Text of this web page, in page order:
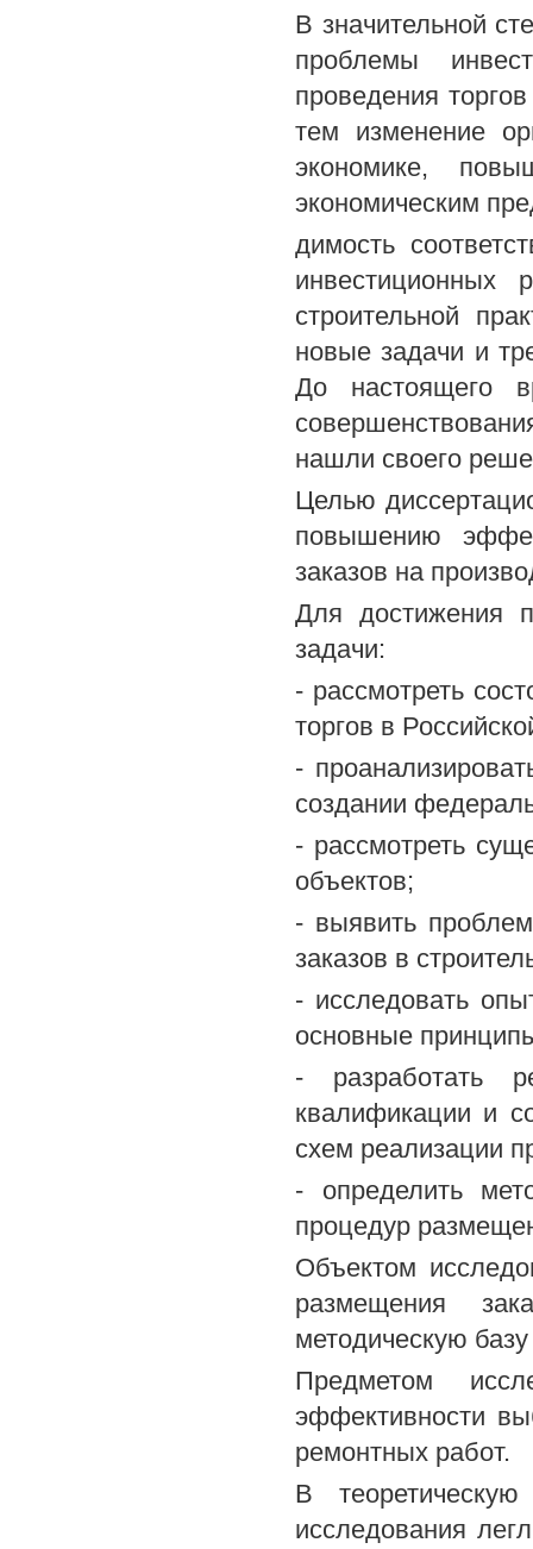
В значительной
проблемы
проведения
тем изменение
экономике,
экономическим
димость
инвестиционных
строительной
новые задачи и
До настоящего
нашли своего
Целью
повышению
заказов на
Для достижения
задачи:
- рассмотреть
торгов в
-
создании
- рассмотреть
объектов;
- выявить
заказов в
- исследовать
основные
- разработать
квалификации и
схем реализации
- определить
процедур
Объектом
размещения
методическую
Предметом
эффективности
ремонтных работ.
В
исследования